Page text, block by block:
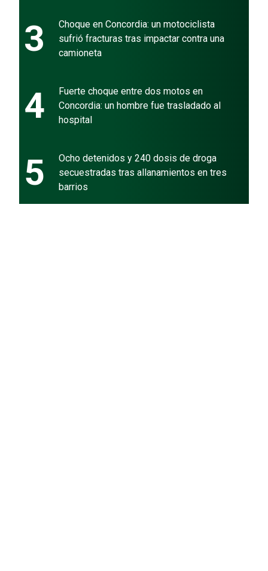
3
Choque en Concordia: un motociclista
sufrió fracturas tras impactar contra una
camioneta
4
Fuerte choque entre dos motos en
Concordia: un hombre fue trasladado al
hospital
5
Ocho detenidos y 240 dosis de droga
secuestradas tras allanamientos en tres
barrios